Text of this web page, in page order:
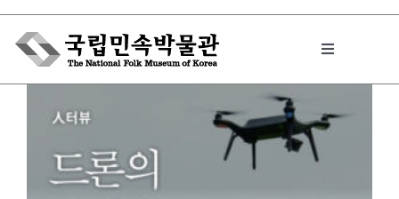
Skip
content
Toggle
박물관에서는
민속이야기